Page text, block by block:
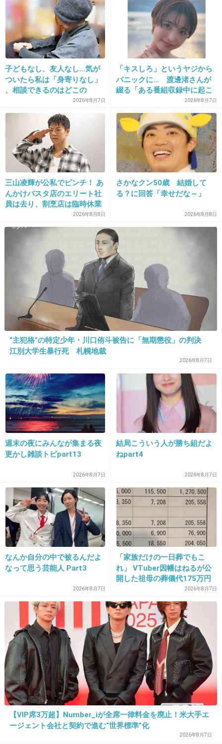
族旅行を兼ねて…式には私だけ参列、かな。
+235 -22
24. 匿名2015/07/23(木) 08:33:39
だったら、別で普通に友達と旅行行った方がい
あたしなら行かないなー
+258 -6
17万て人によっちゃ一月分の給料だよ、どんな
に落ち着いた人でも結婚式当日は舞い上がって
ンとなるだろな…
2015/07/23(木) 08:34:16
はぁ？費用自己負担？正直あり得ない。
外国で挙式の場合、招待する側が費用出します
よ。
自己負担だったら私なら断る‼
-11
27. 匿名 2015/07/23(木) 08:34:28
祝儀は無しで来て欲しいと言われました。一番
の親友だからお願い！と頭下げられて、内心ゲ
ゲっと思いつつ旅行のついで感覚で自費で行き
ましたよ。食事は全て向こうが持ってくれたけ
ど…。何か割り切る気持ちがないと自費では厳
しいというか嫌な気がするから物は考えようで
+349
28. 匿名 2015/07/23(木) 08:35:46
交通費は、チケットくれるから０だし！
ホテル代は、結婚式のプランの中に入ってて泊
まる場所決まってるから０！
コレが海外で式を挙げる人の常識！
聞いてみたら？交通費と宿泊ってどうなってる
子どもなし、友人なし…気が
ついたら私は「身寄りなし」
、相談できるのはどこの
誰？ 「家族がいること」が
前提の世の中、でも孤立は誰
にでも起きる
2026年8月7日
「キスしろ」というヤジから
パニックに… 渡邊渚さんが
綴る「ある番組収録中に起こ
ったフラッシュバック」2026年8月7日
三山凌輝が公私でピンチ！ あ
んかけパスタ店のエリート社
員は去り、割烹店は臨時休業
2026年8月8日
さかなクン50歳 結婚して
る？に回答「幸せだな～」
2026年8月8日
“主犯格”の特定少年・川口侑斗被告に「無期懲役」の判決
江別大学生暴行死 札幌地裁
2026年8月7日
週末の夜にみんなが集まる夜
更かし雑談トピpart13
2026年8月7日
結局こういう人が勝ち組だよ
ねpart4
2026年8月7日
なんか自分の中で被るんだよ
なって思う芸能人 Part3
2026年8月7日
「家族だけの一日葬でもこ
れ」 VTuber因幡はねるが公
開した祖母の葬儀代175万円
2026年8月7日
【VIP席3万超】Number_iが全席一律料金を廃止！米大手エ
ージェント会社と契約で進む“世界標準”化
2026年8月7日